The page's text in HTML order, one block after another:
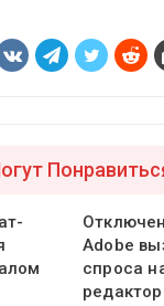
Adobe
спроса
редактор